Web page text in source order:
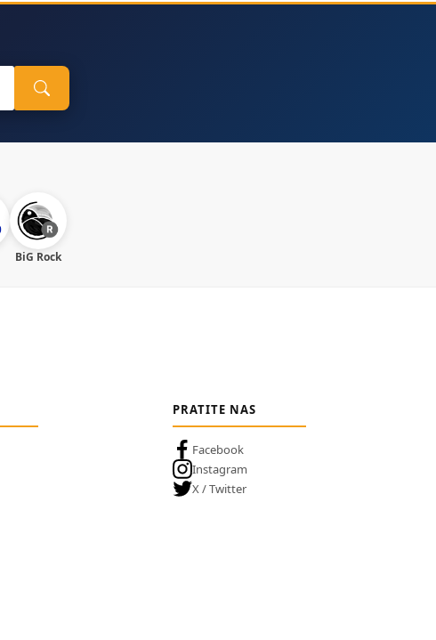
BiG Rock
PRATITE NAS
Facebook
Instagram
X / Twitter